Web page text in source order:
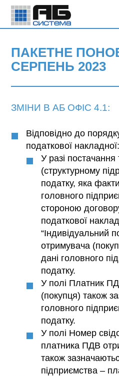
Головна>
ПАКЕТНЕ
СЕРПЕНЬ 2023
ЗМІНИ В АБ ОФІС 4.1:
Відповідно до
податкової накладної:
У разі постачання
(структурному
податку, яка
головного
стороною
податкової
“Індивідуальний
отримувача
дані головного
податку.
У полі Платник
(покупця) також
головного
податку.
У полі Номер
платника ПДВ
також
підприємства –